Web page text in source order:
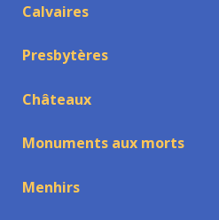
Calvaires
Presbytères
Châteaux
Monuments aux morts
Menhirs